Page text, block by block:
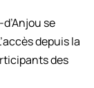
se
depuis la
des